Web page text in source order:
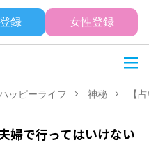
録 女性登録
ッピーライフ 神秘 【
婦で行ってはいけない